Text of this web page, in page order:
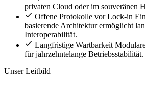
privaten Cloud oder im souveränen
Offene Protokolle vor Lock-in
basierende Architektur ermöglicht
Interoperabilität.
Langfristige Wartbarkeit
für jahrzehntelange Betriebsstabilität.
Unser Leitbild